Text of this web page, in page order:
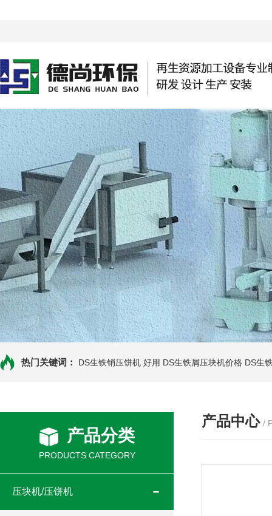
热门关键词： DS生铁销压饼机 好用 DS生铁屑压块机价格 DS生
产品分类
PRODUCTS CATEGORY
压块机/压饼机
产品中心 /